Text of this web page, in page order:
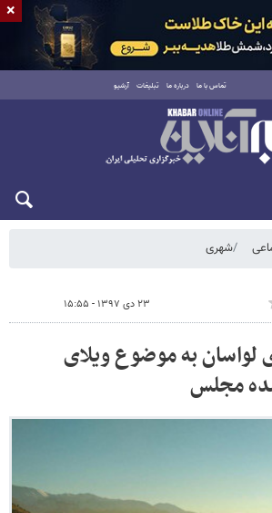
تماس با ما درباره ما تبلیغات آرشیو
شنبه ۱۷ مرداد ۱۴۰۵
شهری
۲۳ دی ۱۳۹۷ - ۱۵:۵۵
به موضوع ویلای
مجلس
×